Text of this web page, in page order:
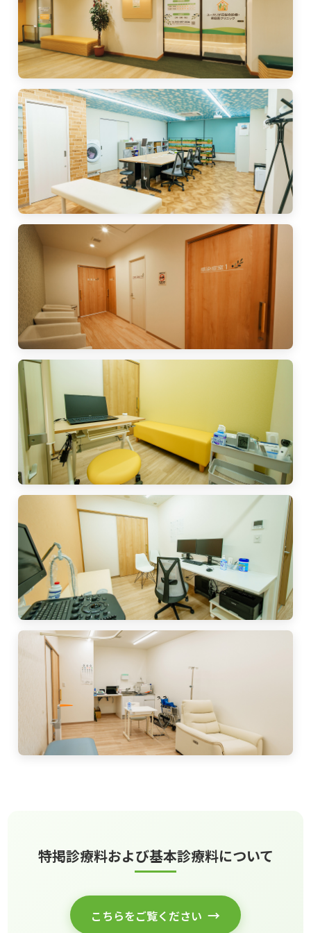
特掲診療料および基本診療料について
こちらをご覧ください